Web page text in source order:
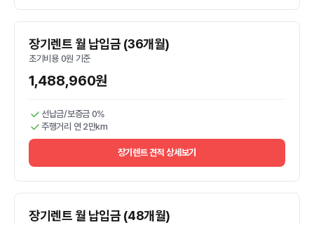
장기렌트 월 납입금 (36개월)
초기비용 0원 기준
1,488,960원
선납금/보증금 0%
주행거리 연 2만km
장기렌트 견적 상세보기
장기렌트 월 납입금 (48개월)